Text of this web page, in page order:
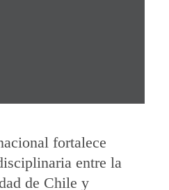
fortalece
entre la
de Chile y